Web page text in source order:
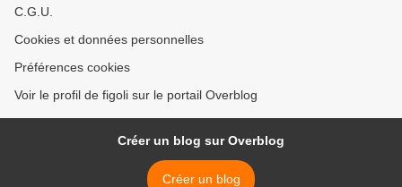
C.G.U.
Cookies et données personnelles
Préférences cookies
Voir le profil de figoli sur le portail Overblog
Créer un blog sur Overblog
Créer un blog